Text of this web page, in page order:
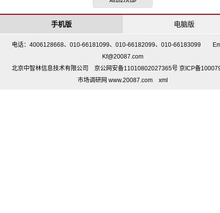
电脑版
手机版
电话：4006128668、010-66181099、010-66182099、010-66183099
Kf@20087.com
北京中智林信息技术有限公司 京公网安备11010802027365号 京ICP备
市场调研网 www.20087.com
xml